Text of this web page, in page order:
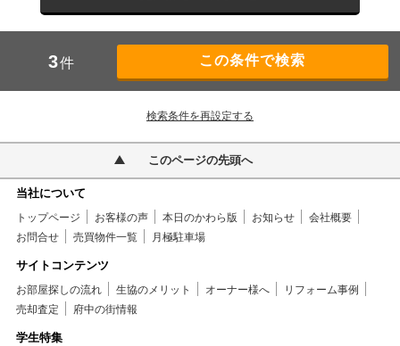
3件
検索条件を再設定する
このページの先頭へ
当社について
トップページ お客様の声 本日のかわら版 お知らせ
会社概要
お問合せ
売買物件一覧 月極駐車場
サイトコンテンツ
お部屋探しの流れ 生協のメリット オーナー様へ
リフォーム事例
売却査定
府中の街情報
学生特集